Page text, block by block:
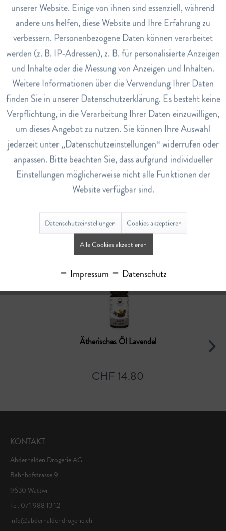
Auch zum Befüllen für Duftsachets geeignet.
Dosierung
Pro Tasse 1 Teelöffel Lavendel Tee mit heissem Wasser
übergiessen und 10 Minuten zugedeckt ziehen lassen.
Art.Nr.
110003631
EAN
7000100036315
Lagerbestand
12
Bewertungen
Ätherisches Öl Lavendel
CHF 14.80
KONTAKT
Abderhalden Drogerie AG
Bahnhofstrasse 9
9630 Wattwil
Tel. 071 988 13 12
info@abderhaldendrogerie.ch
Marketing Inaktiv
Tracking Inaktiv
Service Inaktiv
unserer Website. Einige von ihnen sind essenziell, während
andere uns helfen, diese Website und Ihre Erfahrung zu
verbessern. Personenbezogene Daten können verarbeitet
werden (z. B. IP-Adressen), z. B. für personalisierte Anzeigen
und Inhalte oder die Messung von Anzeigen und Inhalten.
Weitere Informationen über die Verwendung Ihrer Daten
finden Sie in unserer Datenschutzerklärung. Es besteht keine
Verpflichtung, in die Verarbeitung Ihrer Daten einzuwilligen,
um dieses Angebot zu nutzen. Sie können Ihre Auswahl
jederzeit unter „Datenschutzeinstellungen“ widerrufen oder
anpassen. Bitte beachten Sie, dass aufgrund individueller
Einstellungen möglicherweise nicht alle Funktionen der
Website verfügbar sind.
Datenschutzeinstellungen Cookies akzeptieren
Alle Cookies akzeptieren
Impressum Datenschutz